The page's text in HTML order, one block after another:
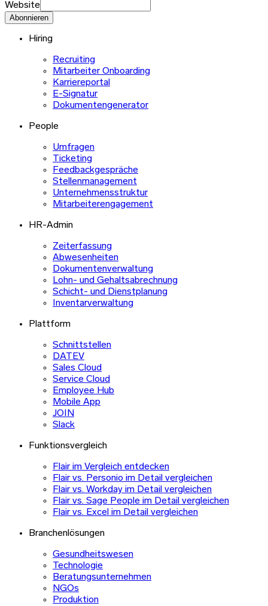
Website
Abonnieren
Hiring
Recruiting
Mitarbeiter Onboarding
Karriereportal
E-Signatur
Dokumentengenerator
People
Umfragen
Ticketing
Feedbackgespräche
Stellenmanagement
Unternehmensstruktur
Mitarbeiterengagement
HR-Admin
Zeiterfassung
Abwesenheiten
Dokumentenverwaltung
Lohn- und Gehaltsabrechnung
Schicht- und Dienstplanung
Inventarverwaltung
Plattform
Schnittstellen
DATEV
Sales Cloud
Service Cloud
Employee Hub
Mobile App
JOIN
Slack
Funktionsvergleich
Flair im Vergleich entdecken
Flair vs. Personio im Detail vergleichen
Flair vs. Workday im Detail vergleichen
Flair vs. Sage People im Detail vergleichen
Flair vs. Excel im Detail vergleichen
Branchenlösungen
Gesundheitswesen
Technologie
Beratungsunternehmen
NGOs
Produktion